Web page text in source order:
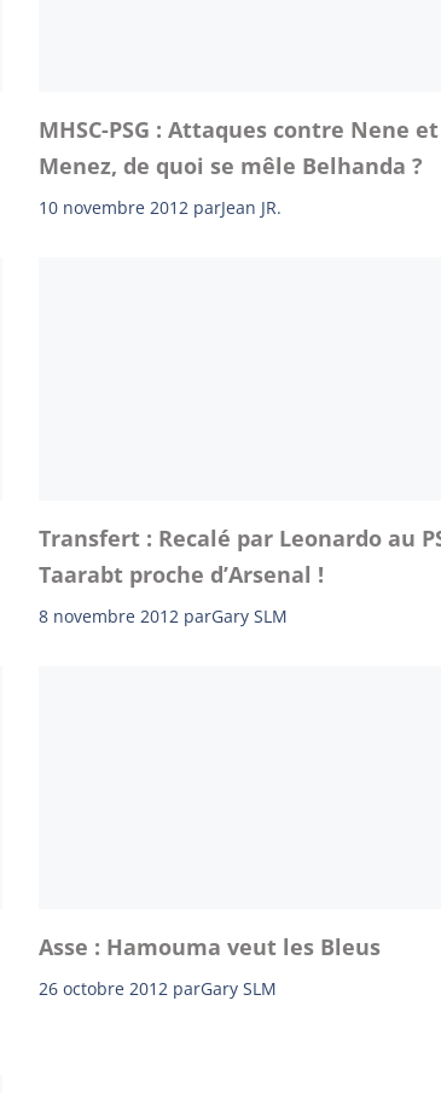
MHSC-PSG : Attaques contre Nene et
Menez, de quoi se mêle Belhanda ?
10 novembre 2012 parJean JR.
Transfert : Recalé par Leonardo au
Taarabt proche d’Arsenal !
8 novembre 2012 parGary SLM
Asse : Hamouma veut les Bleus
26 octobre 2012 parGary SLM